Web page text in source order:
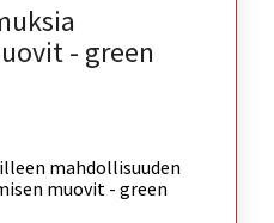
- green
mahdollisuuden
muovit - green